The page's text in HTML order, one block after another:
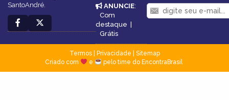
SantoAndré.
ANUNCIE:
Com
destaque |
Grátis
Termos| Privacidade
Sitemap
Criado com
e pelo time do EncontraBrasil